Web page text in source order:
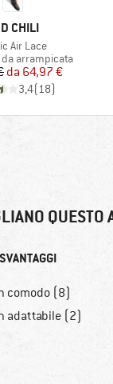
CHILI
Air Lace
prodotti
arrampicata
Prezzo
Prezzo ridotto
da 64,97 €
3,4(18)
QUESTO
SVANTAGGI
comodo (8)
adattabile (2)